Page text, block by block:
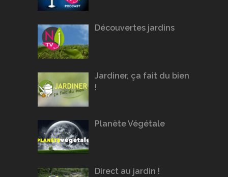
Découvertes jardins
Jardiner, ça fait du bien
!
Planète Végétale
Direct au jardin !